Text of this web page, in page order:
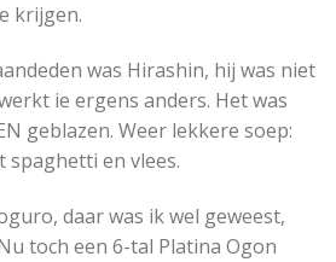
krijgen.
was Hirashin, hij was niet
ie ergens anders. Het was
geblazen. Weer lekkere soep:
spaghetti en vlees.
daar was ik wel geweest,
toch een 6-tal Platina Ogon